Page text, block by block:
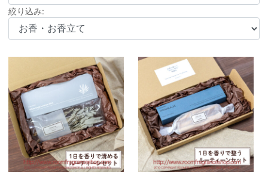
絞り込み: